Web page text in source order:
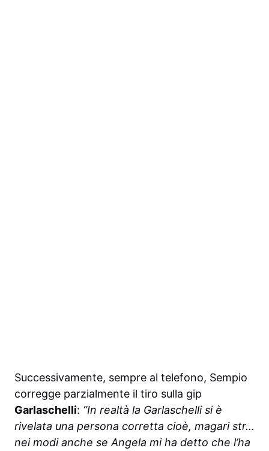
Successivamente, sempre al telefono, Sempio
corregge parzialmente il tiro sulla gip
Garlaschelli: “In realtà la Garlaschelli si è
rivelata una persona corretta cioè, magari str…
nei modi anche se Angela mi ha detto che l’ha